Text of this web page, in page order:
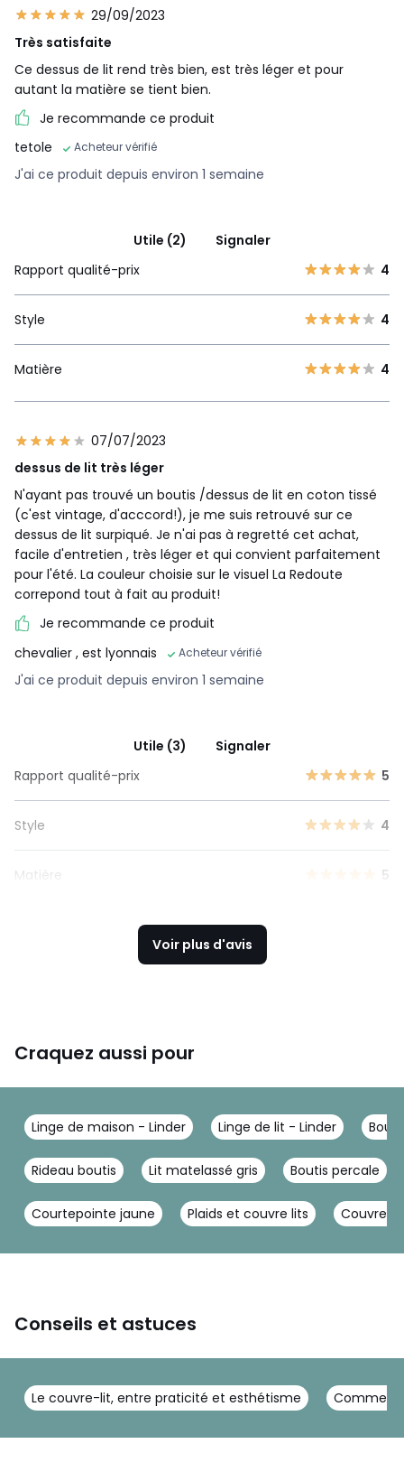
29/09/2023
Très satisfaite
Ce dessus de lit rend très bien, est très léger et pour
autant la matière se tient bien.
Je recommande ce produit
tetole
Acheteur vérifié
J'ai ce produit depuis environ 1 semaine
Utile (2)
Signaler
Rapport qualité-prix
4
Style 4
Matière 4
07/07/2023
dessus de lit très léger
N'ayant pas trouvé un boutis /dessus de lit en coton tissé
(c'est vintage, d'acccord!), je me suis retrouvé sur ce
dessus de lit surpiqué. Je n'ai pas à regretté cet achat,
facile d'entretien , très léger et qui convient parfaitement
pour l'été. La couleur choisie sur le visuel La Redoute
correpond tout à fait au produit!
Je recommande ce produit
chevalier , est lyonnais Acheteur vérifié
J'ai ce produit depuis environ 1 semaine
Utile (3)
Signaler
Rapport qualité-prix
5
Style 4
Matière 5
Voir plus d'avis
Craquez aussi pour
Linge de maison - Linder Linge de lit - Linder
Rideau boutis Lit matelassé gris Boutis percale
Courtepointe jaune Plaids et couvre lits Couvre
Conseils et astuces
Le couvre-lit, entre praticité et esthétisme Comment